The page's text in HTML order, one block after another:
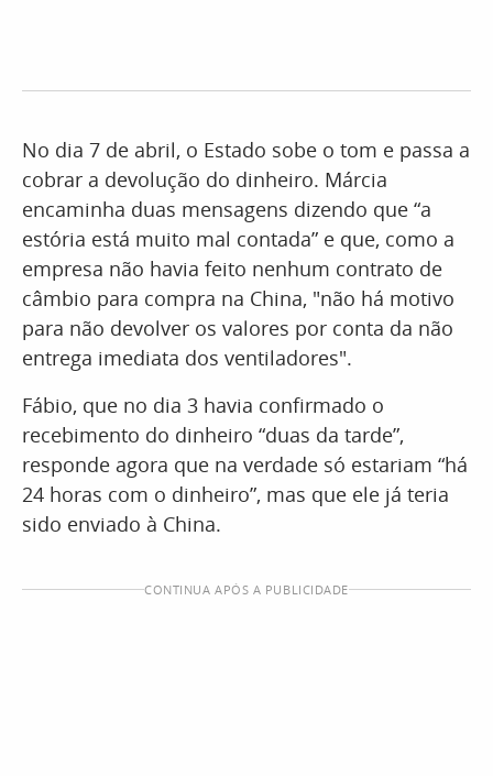
No dia 7 de abril, o Estado sobe o tom e passa a
cobrar a devolução do dinheiro. Márcia
encaminha duas mensagens dizendo que “a
estória está muito mal contada” e que, como a
empresa não havia feito nenhum contrato de
câmbio para compra na China, "não há motivo
para não devolver os valores por conta da não
entrega imediata dos ventiladores".
Fábio, que no dia 3 havia confirmado o
recebimento do dinheiro “duas da tarde”,
responde agora que na verdade só estariam “há
24 horas com o dinheiro”, mas que ele já teria
sido enviado à China.
CONTINUA APÓS A PUBLICIDADE